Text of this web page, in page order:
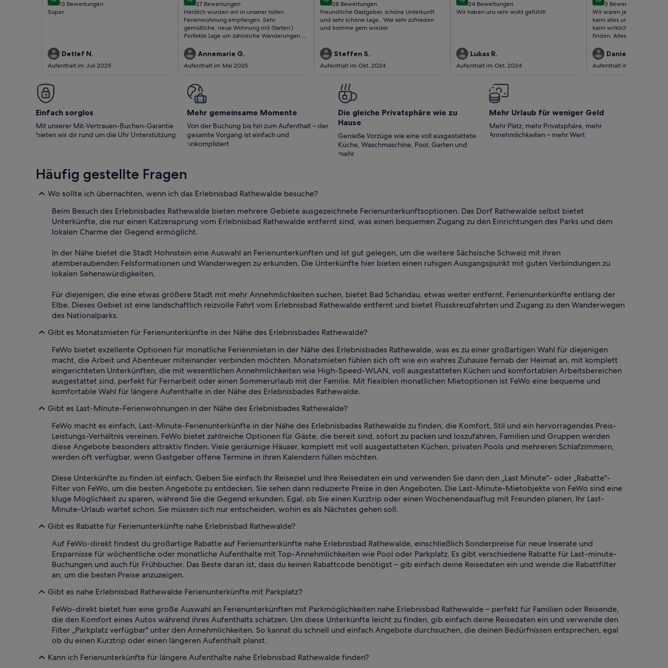
10 von 10
13 Bewertungen
(13
Super
Detlef N.
Aufenthalt im Juli 2025
Wanderungen
10 von 10
27 Bewertungen
(27
bewertungen)
Herzlich wurden wir in unserer tollen
Ferienwohnung empfangen. Sehr
gemütliche, neue Wohnung mit Garten:)
Perfekte Lage um zahlreiche Wanderungen zu
Wege mit dem Auto. In der Wohnung viele
Tipps und Informationen zur Umgebung und
Wanderzielen. Sehr schöne zwei Wochen
Annemarie G.
Aufenthalt im Mai 2025
10 von 10
28 Bewertungen
(28
bewertungen)
Freundliche Gastgeber, schöne Unterkunft
und sehr schöne Lage.. War sehr zufrieden
und komme gern wieder
Steffen S.
Aufenthalt im Okt. 2024
10 von 10
24 Bewertungen
(24
Wir haben uns sehr wohl gefühlt!
Lukas R.
Aufenthalt im Okt. 2024
10 von 10
3 Bewertungen
(3
bewertungen)
Wir waren jetzt zum
kann alles
kann wirklich nicht den
finden. Alles top sauber
wichtig ist(anderen
absolut unkomplizierte
ohne gezwungenem
Daniel R.
Aufenthalt im Okt. 2024
Einfach sorglos
Mit unserer Mit-Vertrauen-Buchen-Garantie
bieten wir dir rund um die Uhr Unterstützung
Mehr gemeinsame Momente
Von der Buchung bis hin zum Aufenthalt – der
gesamte Vorgang ist einfach und
unkompliziert
Die gleiche Privatsphäre wie zu
Hause
Genieße Vorzüge wie eine voll ausgestattete
Küche, Waschmaschine, Pool, Garten und
mehr
Mehr Urlaub für weniger Geld
Mehr Platz, mehr Privatsphäre, mehr
Annehmlichkeiten – mehr Wert
Häufig gestellte Fragen
Wo sollte ich übernachten, wenn ich das Erlebnisbad Rathewalde besuche?
Beim Besuch des Erlebnisbades Rathewalde bieten mehrere Gebiete ausgezeichnete Ferienunterkunftsoptionen. Das Dorf Rathewalde selbst bietet
Unterkünfte, die nur einen Katzensprung vom Erlebnisbad Rathewalde entfernt sind, was einen bequemen Zugang zu den Einrichtungen des Parks und dem
lokalen Charme der Gegend ermöglicht.
In der Nähe bietet die Stadt Hohnstein eine Auswahl an Ferienunterkünften und ist gut gelegen, um die weitere Sächsische Schweiz mit ihren
atemberaubenden Felsformationen und Wanderwegen zu erkunden. Die Unterkünfte hier bieten einen ruhigen Ausgangspunkt mit guten Verbindungen zu
lokalen Sehenswürdigkeiten.
Für diejenigen, die eine etwas größere Stadt mit mehr Annehmlichkeiten suchen, bietet Bad Schandau, etwas weiter entfernt, Ferienunterkünfte entlang der
Elbe. Dieses Gebiet ist eine landschaftlich reizvolle Fahrt vom Erlebnisbad Rathewalde entfernt und bietet Flusskreuzfahrten und Zugang zu den Wanderwegen
des Nationalparks.
Gibt es Monatsmieten für Ferienunterkünfte in der Nähe des Erlebnisbades Rathewalde?
FeWo bietet exzellente Optionen für monatliche Ferienmieten in der Nähe des Erlebnisbades Rathewalde, was es zu einer großartigen Wahl für diejenigen
macht, die Arbeit und Abenteuer miteinander verbinden möchten. Monatsmieten fühlen sich oft wie ein wahres Zuhause fernab der Heimat an, mit komplett
eingerichteten Unterkünften, die mit wesentlichen Annehmlichkeiten wie High-Speed-WLAN, voll ausgestatteten Küchen und komfortablen Arbeitsbereichen
ausgestattet sind, perfekt für Fernarbeit oder einen Sommerurlaub mit der Familie. Mit flexiblen monatlichen Mietoptionen ist FeWo eine bequeme und
komfortable Wahl für längere Aufenthalte in der Nähe des Erlebnisbades Rathewalde.
Gibt es Last-Minute-Ferienwohnungen in der Nähe des Erlebnisbades Rathewalde?
FeWo macht es einfach, Last-Minute-Ferienunterkünfte in der Nähe des Erlebnisbades Rathewalde zu finden, die Komfort, Stil und ein hervorragendes Preis-
Leistungs-Verhältnis vereinen. FeWo bietet zahlreiche Optionen für Gäste, die bereit sind, sofort zu packen und loszufahren. Familien und Gruppen werden
diese Angebote besonders attraktiv finden. Viele geräumige Häuser, komplett mit voll ausgestatteten Küchen, privaten Pools und mehreren Schlafzimmern,
werden oft verfügbar, wenn Gastgeber offene Termine in ihren Kalendern füllen möchten.
Diese Unterkünfte zu finden ist einfach. Geben Sie einfach Ihr Reiseziel und Ihre Reisedaten ein und verwenden Sie dann den „Last Minute"- oder „Rabatte"-
Filter von FeWo, um die besten Angebote zu entdecken. Sie sehen dann reduzierte Preise in den Angeboten. Die Last-Minute-Mietobjekte von FeWo sind eine
kluge Möglichkeit zu sparen, während Sie die Gegend erkunden. Egal, ob Sie einen Kurztrip oder einen Wochenendausflug mit Freunden planen, Ihr Last-
Minute-Urlaub wartet schon, Sie müssen sich nur entscheiden, wohin es als Nächstes gehen soll.
Gibt es Rabatte für Ferienunterkünfte nahe Erlebnisbad Rathewalde?
Auf FeWo-direkt findest du großartige Rabatte auf Ferienunterkünfte nahe Erlebnisbad Rathewalde, einschließlich Sonderpreise für neue Inserate und
Ersparnisse für wöchentliche oder monatliche Aufenthalte mit Top-Annehmlichkeiten wie Pool oder Parkplatz. Es gibt verschiedene Rabatte für Last-minute-
Buchungen und auch für Frühbucher. Das Beste daran ist, dass du keinen Rabattcode benötigst – gib einfach deine Reisedaten ein und wende die Rabattfilter
an, um die besten Preise anzuzeigen.
Gibt es nahe Erlebnisbad Rathewalde Ferienunterkünfte mit Parkplatz?
FeWo-direkt bietet hier eine große Auswahl an Ferienunterkünften mit Parkmöglichkeiten nahe Erlebnisbad Rathewalde – perfekt für Familien oder Reisende,
die den Komfort eines Autos während ihres Aufenthalts schätzen. Um diese Unterkünfte leicht zu finden, gib einfach deine Reisedaten ein und verwende den
Filter „Parkplatz verfügbar" unter den Annehmlichkeiten. So kannst du schnell und einfach Angebote durchsuchen, die deinen Bedürfnissen entsprechen, egal
ob du einen Kurztrip oder einen längeren Aufenthalt planst.
Kann ich Ferienunterkünfte für längere Aufenthalte nahe Erlebnisbad Rathewalde finden?